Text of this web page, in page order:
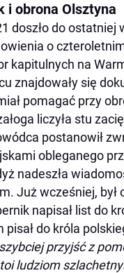
i obrona Olsztyna
doszło do ostatniej
o
kapitulnych na
znajdowały się
pomagać przy
liczyła stu
postanowił
obleganego
nadeszła
Już wcześniej, był
napisał list do
do króla
przyjść z
ludziom